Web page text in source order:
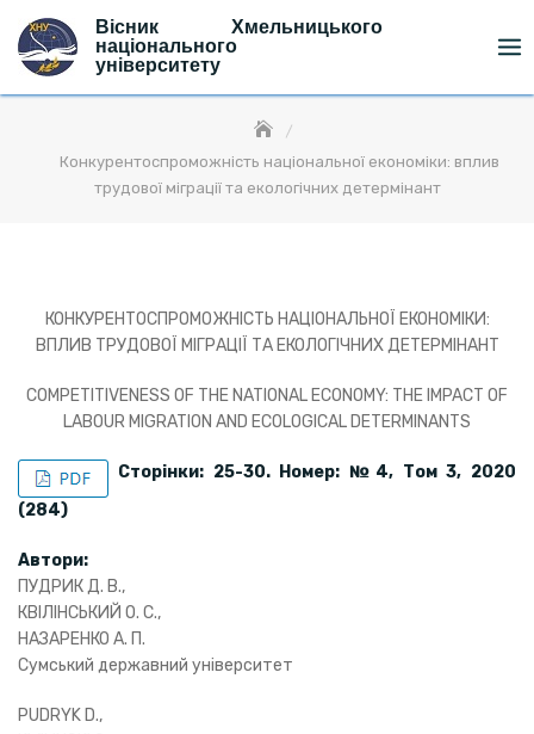
content
Вісник Хмельницького
національного
університету
Конкурентоспроможність національної економіки: вплив
трудової міграції та екологічних детермінант
КОНКУРЕНТОСПРОМОЖНІСТЬ НАЦІОНАЛЬНОЇ ЕКОНОМІКИ:
ВПЛИВ ТРУДОВОЇ МІГРАЦІЇ ТА ЕКОЛОГІЧНИХ ДЕТЕРМІНАНТ
COMPETITIVENESS OF THE NATIONAL ECONOMY: THE IMPACT OF
LABOUR MIGRATION AND ECOLOGICAL DETERMINANTS
Сторінки: 25-30. Номер: № 4, Том 3, 2020
(284)
Автори:
ПУДРИК Д. В.,
КВІЛІНСЬКИЙ О. С.,
НАЗАРЕНКО А. П.
Сумський державний університет
PUDRYK D.,